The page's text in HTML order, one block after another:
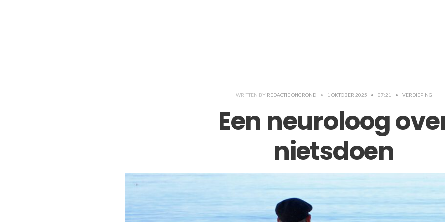
WRITTEN BY REDACTIE ONGROND • 1 OKTOBER 2025 • 07:21 • VERDIEPING
Een neuroloog
nietsdoen